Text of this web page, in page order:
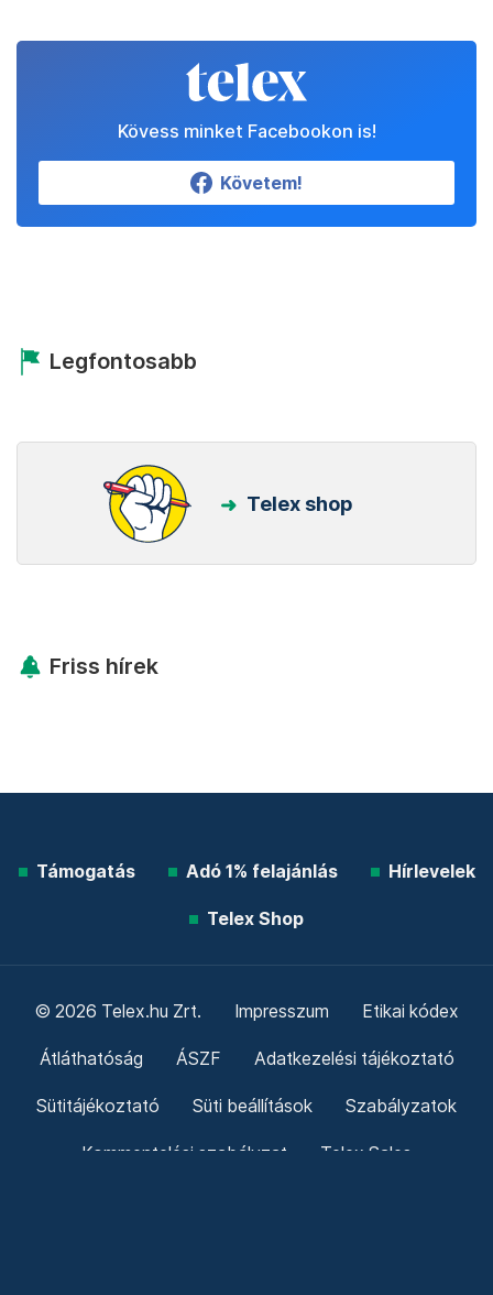
Kövess minket Facebookon is!
Követem!
Legfontosabb
Telex shop
Friss hírek
Támogatás Adó 1% felajánlás Hírlevelek
Telex Shop
© 2026 Telex.hu Zrt. Impresszum Etikai kódex
Átláthatóság ÁSZF Adatkezelési tájékoztató
Sütitájékoztató Süti beállítások Szabályzatok
Kommentelési szabályzat Telex Sales